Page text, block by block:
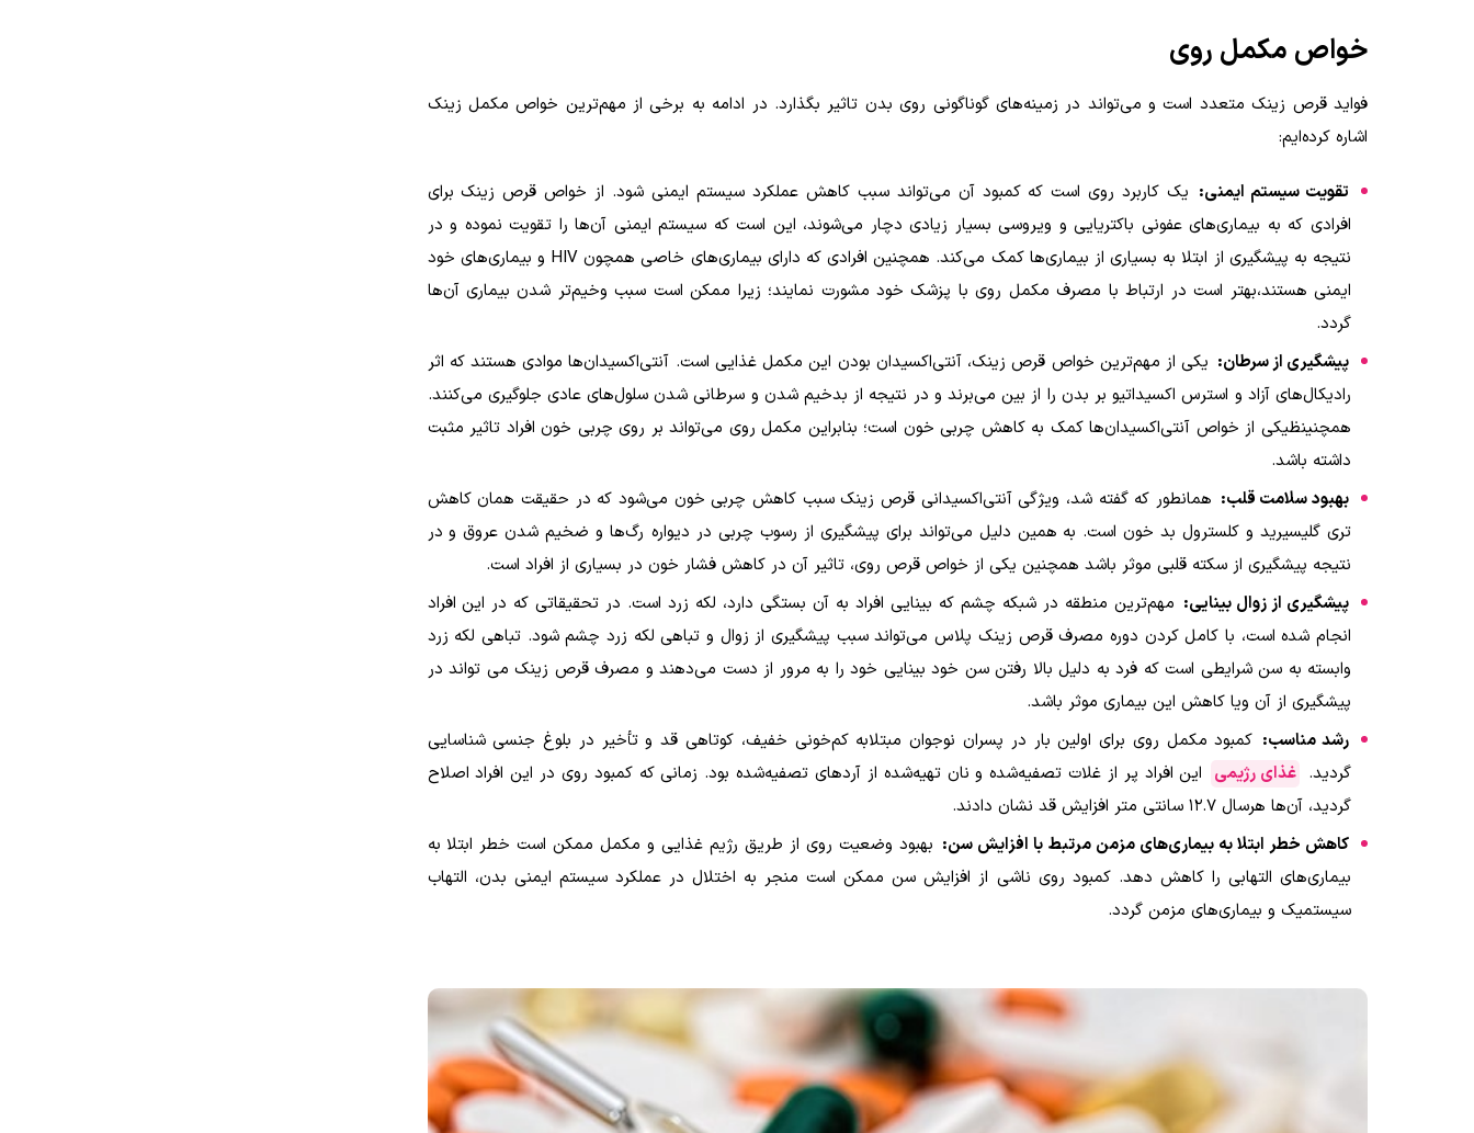
خواص مکمل روی
فواید قرص زینک متعدد است و می‌تواند در زمینه‌های گوناگونی روی بدن تاثیر بگذارد. در ادامه به برخی از مهم‌ترین خواص مکمل زینک
اشاره کرده‌ایم:
تقویت سیستم ایمنی: یک کاربرد روی است که کمبود آن می‌تواند سبب کاهش عملکرد سیستم ایمنی شود. از خواص قرص زینک برای
افرادی که به بیماری‌های عفونی باکتریایی و ویروسی بسیار زیادی دچار می‌شوند، این است که سیستم ایمنی آن‌ها را تقویت نموده و در
نتیجه به پیشگیری از ابتلا به بسیاری از بیماری‌ها کمک می‌کند. همچنین افرادی که دارای بیماری‌های خاصی همچونHIV و بیماری‌های خود
ایمنی هستند،بهتر است در ارتباط با مصرف مکمل روی با پزشک خود مشورت نمایند؛ زیرا ممکن است سبب وخیم‌تر شدن بیماری آن‌ها
گردد.
پیشگیری از سرطان: یکی از مهم‌ترین خواص قرص زینک، آنتی‌اکسیدان بودن این مکمل غذایی است. آنتی‌اکسیدان‌ها موادی هستند که اثر
رادیکال‌های آزاد و استرس اکسیداتیو بر بدن را از بین می‌برند و در نتیجه از بدخیم شدن و سرطانی شدن سلول‌های عادی جلوگیری می‌کنند.
همچنینظیکی از خواص آنتی‌اکسیدان‌ها کمک به کاهش چربی خون است؛ بنابراین مکمل روی می‌تواند بر روی چربی خون افراد تاثیر مثبت
داشته باشد.
بهبود سلامت قلب: همانطور که گفته شد، ویژگی آنتی‌اکسیدانی قرص زینک سبب کاهش چربی خون می‌شود که در حقیقت همان کاهش
تری گلیسیرید و کلسترول بد خون است. به همین دلیل می‌تواند برای پیشگیری از رسوب چربی در دیواره رگ‌ها و ضخیم شدن عروق و در
نتیجه پیشگیری از سکته قلبی موثر باشد‌ همچنین یکی از خواص قرص روی، تاثیر آن در کاهش فشار خون در بسیاری از افراد است.
پیشگیری از زوال بینایی: مهم‌ترین منطقه در شبکه چشم که بینایی افراد به آن بستگی دارد، لکه زرد است. در تحقیقاتی که در این افراد
انجام شده است، با کامل کردن دوره مصرف قرص زینک پلاس می‌تواند سبب پیشگیری از زوال و تباهی لکه زرد چشم شود. تباهی لکه زرد
وابسته به سن شرایطی است که فرد به دلیل بالا رفتن سن خود بینایی خود را به مرور از دست می‌دهند و مصرف قرص زینک می ‌تواند در
پیشگیری از آن ویا کاهش این بیماری موثر باشد.
رشد مناسب: کمبود مکمل روی برای اولین بار در پسران نوجوان مبتلابه کم‌خونی خفیف، کوتاهی قد و تأخیر در بلوغ جنسی شناسایی
گردید. غذای رژیمی این افراد پر از غلات تصفیه‌شده و نان‌ تهیه‌شده از آردهای تصفیه‌شده بود. زمانی که کمبود روی در این افراد اصلاح
گردید، آن‌ها هرسال 12.7 سانتی متر افزایش قد نشان دادند
.
کاهش خطر ابتلا به بیماری‌های مزمن مرتبط با افزایش سن: بهبود وضعیت روی از طریق رژیم غذایی و مکمل ممکن است خطر ابتلا به
بیماری‌های التهابی را کاهش دهد. کمبود روی ناشی از افزایش سن ممکن است منجر به اختلال در عملکرد سیستم ایمنی بدن، التهاب
سیستمیک و بیماری‌های مزمن گردد.